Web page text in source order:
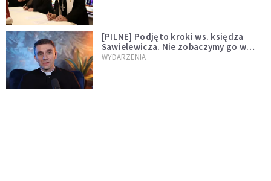
[PILNE] Podjęto kroki ws. księdza
Sawielewicza. Nie zobaczymy go w
mediach
WYDARZENIA